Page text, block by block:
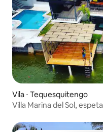
Vila ⋅ Tequesquitengo
Villa Marina del Sol,